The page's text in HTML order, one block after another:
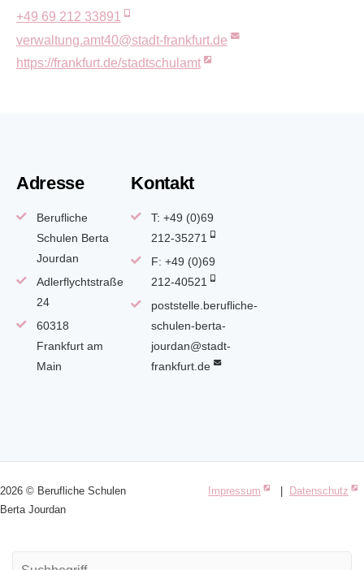
+49 69 212 33891
verwaltung.amt40@stadt-frankfurt.de
https://frankfurt.de/stadtschulamt
Adresse
Berufliche
Schulen Berta
Jourdan
Adlerflychtstraße
24
60318
Frankfurt am
Main
Kontakt
T: +49 (0)69
212-35271
F: +49 (0)69
212-40521
poststelle.berufliche-
schulen-berta-
jourdan@stadt-
frankfurt.de
2026 © Berufliche Schulen
Berta Jourdan
Impressum
Datenschutz